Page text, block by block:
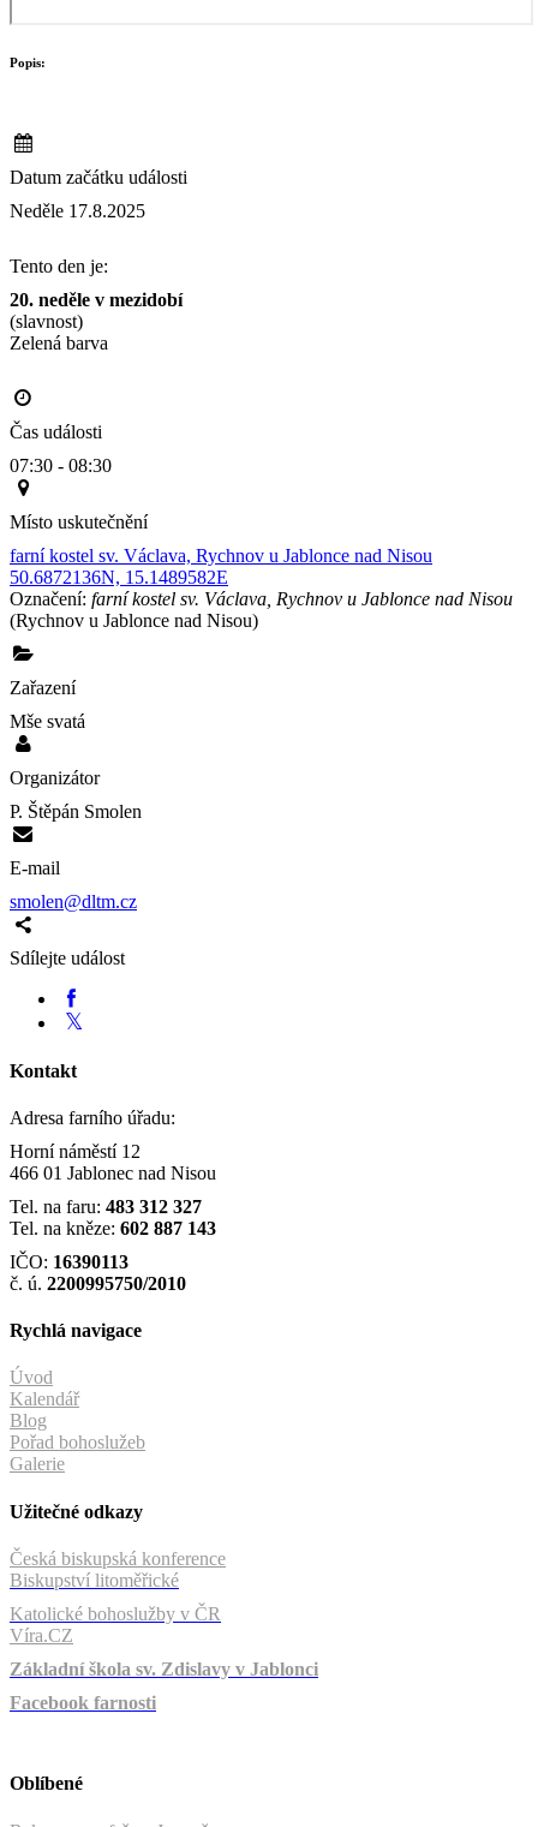
Popis:
Datum začátku události
Neděle 17.8.2025
Tento den je:
20. neděle v mezidobí
(slavnost)
Zelená barva
Čas události
07:30 - 08:30
Místo uskutečnění
farní kostel sv. Václava, Rychnov u Jablonce nad Nisou
50.6872136N, 15.1489582E
Označení: farní kostel sv. Václava, Rychnov u Jablonce nad Nisou
(Rychnov u Jablonce nad Nisou)
Zařazení
Mše svatá
Organizátor
P. Štěpán Smolen
E-mail
smolen@dltm.cz
Sdílejte událost
Kontakt
Adresa farního úřadu:
Horní náměstí 12
466 01 Jablonec nad Nisou
Tel. na faru: 483 312 327
Tel. na kněze: 602 887 143
IČO: 16390113
č. ú. 2200995750/2010
Rychlá navigace
Úvod
Kalendář
Blog
Pořad bohoslužeb
Galerie
Užitečné odkazy
Česká biskupská konference
Biskupství litoměřické
Katolické bohoslužby v ČR
Víra.CZ
Základní škola sv. Zdislavy v Jablonci
Facebook farnosti
Oblíbené